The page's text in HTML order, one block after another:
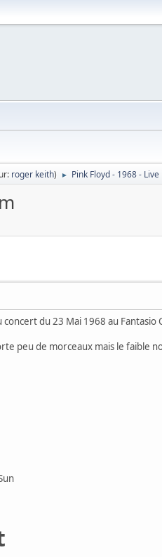
roger keith) ► Pink Floyd - 1968 -
du 23 Mai 1968 au Fantasio
peu de morceaux mais le